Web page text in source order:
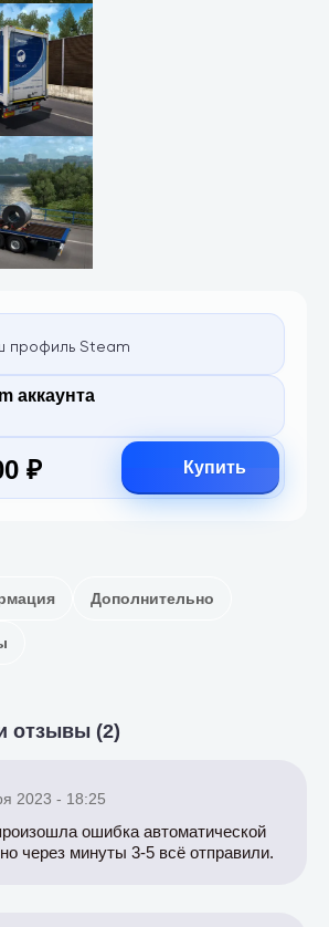
профиль Steam
аккаунта
₽ Купить
Дополнительно
отзывы (2)
2023 - 18:25
ошибка автоматической
через минуты 3-5 всё отправили.